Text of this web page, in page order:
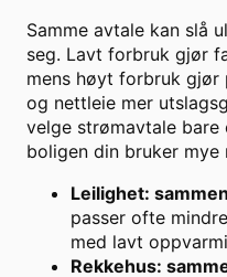
Samme avtale kan slå
seg. Lavt forbruk gjør
mens høyt forbruk
og nettleie mer
velge strømavtale
boligen din bruker mye
Leilighet:
passer ofte
med lavt
Rekkehus: